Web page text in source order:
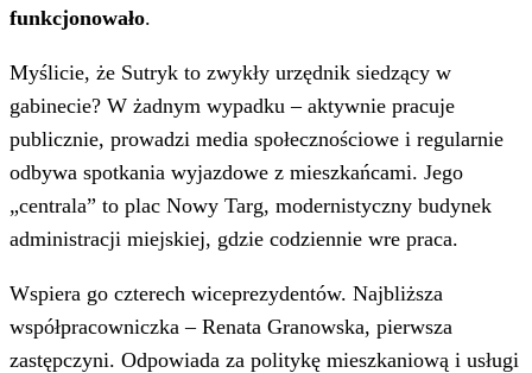
funkcjonowało.
Myślicie, że Sutryk to zwykły urzędnik siedzący w
gabinecie? W żadnym wypadku – aktywnie pracuje
publicznie, prowadzi media społecznościowe i regularnie
odbywa spotkania wyjazdowe z mieszkańcami. Jego
„centrala” to plac Nowy Targ, modernistyczny budynek
administracji miejskiej, gdzie codziennie wre praca.
Wspiera go czterech wiceprezydentów. Najbliższa
współpracowniczka – Renata Granowska, pierwsza
zastępczyni. Odpowiada za politykę mieszkaniową i usługi